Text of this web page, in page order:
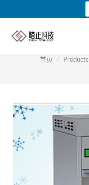
转
首页 / Products